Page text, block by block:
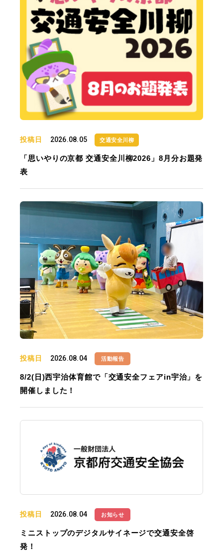
投稿日 2026.08.05 交通安全川柳
「思いやりの京都 交通安全川柳2026」8月分お題発
表
投稿日 2026.08.04 活動報告
8/2(日)西宇治体育館で「交通安全フェアin宇治」を
開催しました！
投稿日 2026.08.04 お知らせ
ミニストップのデジタルサイネージで交通安全啓
発！